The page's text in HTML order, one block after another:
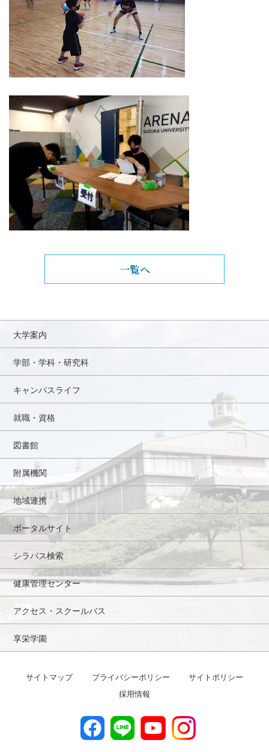
一覧へ
大学案内
学部・学科・研究科
キャンパスライフ
就職・資格
図書館
附属機関
地域連携
ポータルサイト
シラバス検索
健康管理センター
アクセス・スクールバス
享栄学園
サイトマップ プライバシーポリシー
サイトポリシー
採用情報